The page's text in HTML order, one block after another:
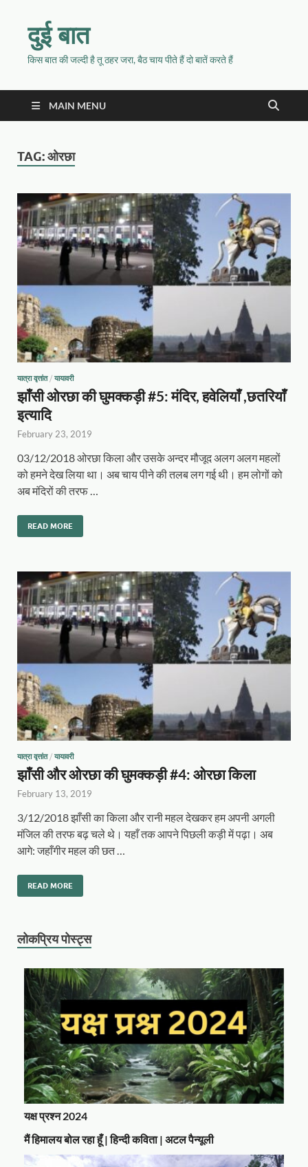
दुई बात
किस बात की जल्दी है तू ठहर जरा, बैठ चाय पीते हैं दो बातें करते हैं
MAIN MENU
TAG:ओरछा
यात्रा वृत्तांत/ यायावरी
झाँसी ओरछा की घुमक्कड़ी #5: मंदिर, हवेलियाँ ,छतरियाँ
इत्यादि
February 23, 2019
03/12/2018 ओरछा किला और उसके अन्दर मौजूद अलग अलग महलों
को हमने देख लिया था। अब चाय पीने की तलब लग गई थी। हम लोगों को
अब मंदिरों की तरफ …
READ MORE
यात्रा वृत्तांत/ यायावरी
झाँसी और ओरछा की घुमक्कड़ी #4: ओरछा किला
February 13, 2019
3/12/2018 झाँसी का किला और रानी महल देखकर हम अपनी अगली
मंजिल की तरफ बढ़ चले थे। यहाँ तक आपने पिछली कड़ी में पढ़ा। अब
आगे: जहाँगीर महल की छत …
READ MORE
लोकप्रिय पोस्ट्स
यक्ष प्रश्न 2024
मैं हिमालय बोल रहा हूँ | हिन्दी कविता | अटल पैन्यूली